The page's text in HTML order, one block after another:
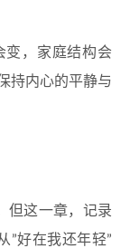
变，家庭结构会
持内心的平静与
但这一章，记录
”好在我还年轻”